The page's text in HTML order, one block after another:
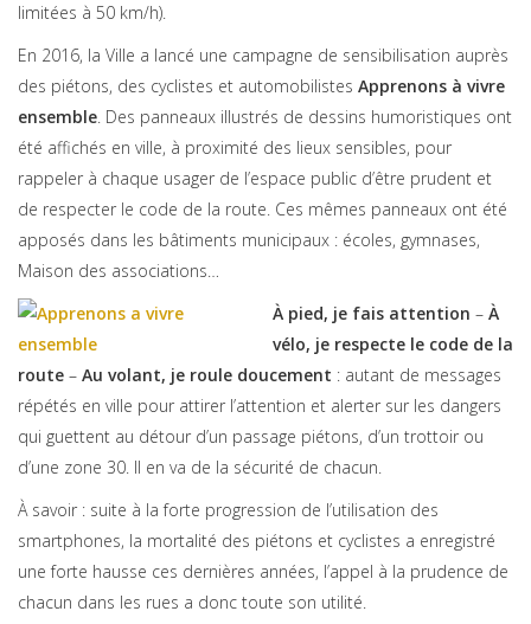
limitées à 50 km/h).
En 2016, la Ville a lancé une campagne de sensibilisation auprès
des piétons, des cyclistes et automobilistes Apprenons à vivre
ensemble. Des panneaux illustrés de dessins humoristiques ont
été affichés en ville, à proximité des lieux sensibles, pour
rappeler à chaque usager de l’espace public d’être prudent et
de respecter le code de la route. Ces mêmes panneaux ont été
apposés dans les bâtiments municipaux : écoles, gymnases,
Maison des associations…
À pied, je fais attention – À
vélo, je respecte le code de la
route – Au volant, je roule doucement : autant de messages
répétés en ville pour attirer l’attention et alerter sur les dangers
qui guettent au détour d’un passage piétons, d’un trottoir ou
d’une zone 30. Il en va de la sécurité de chacun.
À savoir : suite à la forte progression de l’utilisation des
smartphones, la mortalité des piétons et cyclistes a enregistré
une forte hausse ces dernières années, l’appel à la prudence de
chacun dans les rues a donc toute son utilité.